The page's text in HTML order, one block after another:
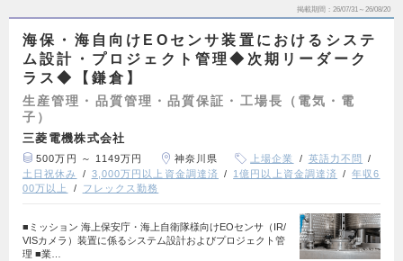
掲載期間 26/07/31～26/08/20
海保・海自向けEOセンサ装置におけるシステ
ム設計・プロジェクト管理◆次期リーダーク
ラス◆【鎌倉】
生産管理・品質管理・品質保証・工場長（電気・電
子）
三菱電機株式会社
500万円 ～ 1149万円 神奈川県 上場企業
英語力不問
土日祝休み
3,000万円以上資金調達済 1億円以上資金調達済
年収6
00万以上
フレックス勤務
■ミッション 海上保安庁・海上自衛隊様向けEOセンサ（IR/
VISカメラ）装置に係るシステム設計およびプロジェクト管
理 ■業…